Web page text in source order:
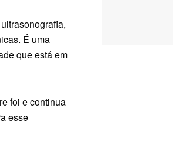
É uma
que está em
foi e continua
esse